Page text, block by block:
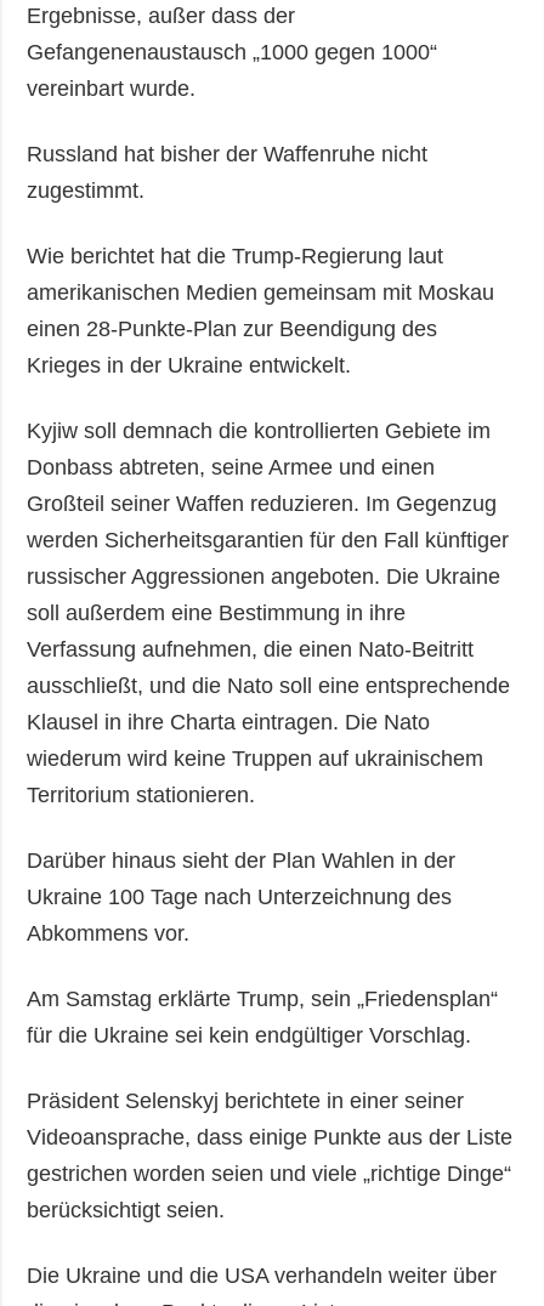
Ergebnisse, außer dass der
Gefangenenaustausch „1000 gegen 1000“
vereinbart wurde.
Russland hat bisher der Waffenruhe nicht
zugestimmt.
Wie berichtet hat die Trump-Regierung laut
amerikanischen Medien gemeinsam mit Moskau
einen 28-Punkte-Plan zur Beendigung des
Krieges in der Ukraine entwickelt.
Kyjiw soll demnach die kontrollierten Gebiete im
Donbass abtreten, seine Armee und einen
Großteil seiner Waffen reduzieren. Im Gegenzug
werden Sicherheitsgarantien für den Fall künftiger
russischer Aggressionen angeboten. Die Ukraine
soll außerdem eine Bestimmung in ihre
Verfassung aufnehmen, die einen Nato-Beitritt
ausschließt, und die Nato soll eine entsprechende
Klausel in ihre Charta eintragen. Die Nato
wiederum wird keine Truppen auf ukrainischem
Territorium stationieren.
Darüber hinaus sieht der Plan Wahlen in der
Ukraine 100 Tage nach Unterzeichnung des
Abkommens vor.
Am Samstag erklärte Trump, sein „Friedensplan“
für die Ukraine sei kein endgültiger Vorschlag.
Präsident Selenskyj berichtete in einer seiner
Videoansprache, dass einige Punkte aus der Liste
gestrichen worden seien und viele „richtige Dinge“
berücksichtigt seien.
Die Ukraine und die USA verhandeln weiter über